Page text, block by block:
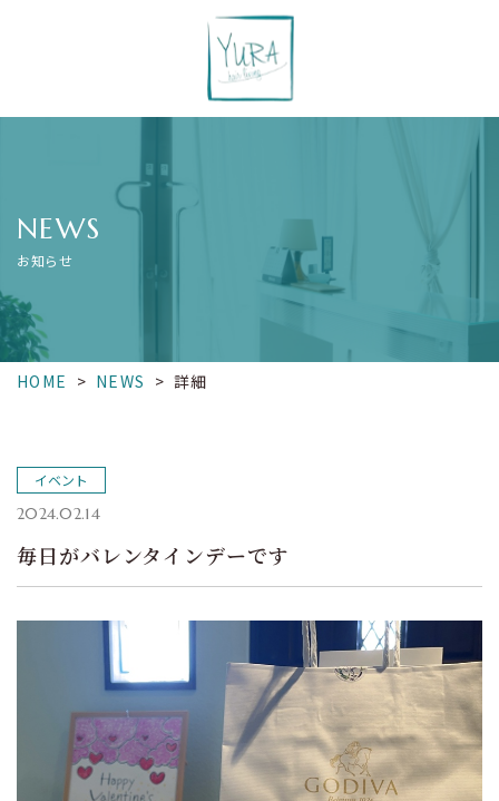
NEWS
お知らせ
HOME > NEWS > 詳細
イベント
2024.02.14
毎日がバレンタインデーです